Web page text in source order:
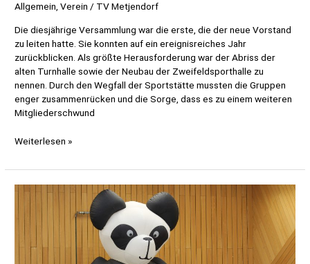
Allgemein,Verein / TV Metjendorf
Die diesjährige Versammlung war die erste, die der neue Vorstand
zu leiten hatte. Sie konnten auf ein ereignisreiches Jahr
zurückblicken. Als größte Herausforderung war der Abriss der
alten Turnhalle sowie der Neubau der Zweifeldsporthalle zu
nennen. Durch den Wegfall der Sportstätte mussten die Gruppen
enger zusammenrücken und die Sorge, dass es zu einem weiteren
Mitgliederschwund
Jahreshauptversammlung
Weiterlesen »